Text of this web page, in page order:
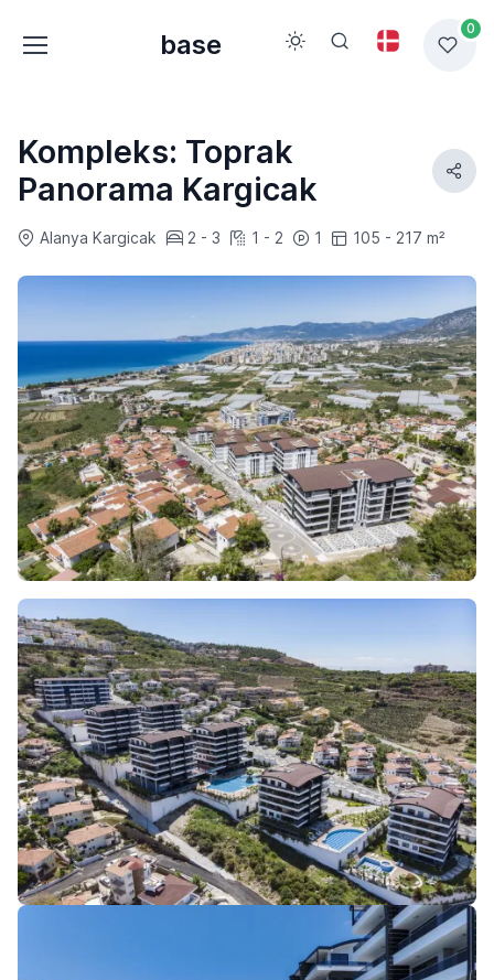
base
0
Kompleks: Toprak
Panorama Kargicak
Alanya Kargicak 2 - 3 1 - 2 1 105 - 217 m²